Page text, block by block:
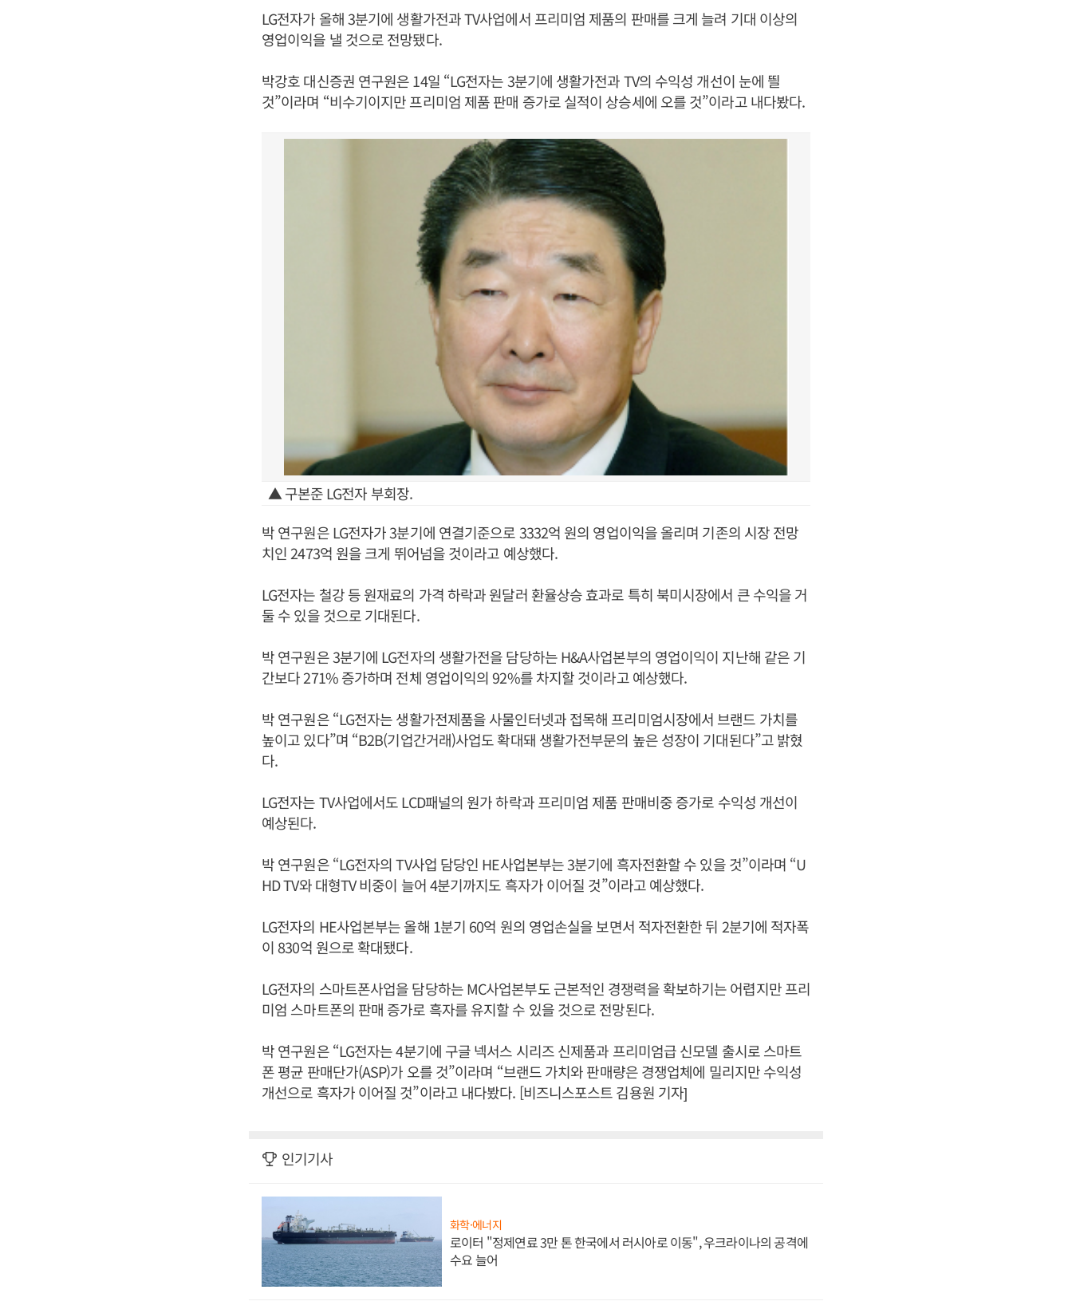
LG전자가 올해 3분기에 생활가전과 TV사업에서 프리미엄 제품의 판매를 크게 늘려 기대 이상의
영업이익을 낼 것으로 전망됐다.
박강호 대신증권 연구원은 14일 “LG전자는 3분기에 생활가전과 TV의 수익성 개선이 눈에 띌
것”이라며 “비수기이지만 프리미엄 제품 판매 증가로 실적이 상승세에 오를 것”이라고 내다봤다.
▲ 구본준 LG전자 부회장.
박 연구원은 LG전자가 3분기에 연결기준으로 3332억 원의 영업이익을 올리며 기존의 시장 전망
치인 2473억 원을 크게 뛰어넘을 것이라고 예상했다.
LG전자는 철강 등 원재료의 가격 하락과 원달러 환율상승 효과로 특히 북미시장에서 큰 수익을 거
둘 수 있을 것으로 기대된다.
박 연구원은 3분기에 LG전자의 생활가전을 담당하는 H&A사업본부의 영업이익이 지난해 같은 기
간보다 271% 증가하며 전체 영업이익의 92%를 차지할 것이라고 예상했다.
박 연구원은 “LG전자는 생활가전제품을 사물인터넷과 접목해 프리미엄시장에서 브랜드 가치를
높이고 있다”며 “B2B(기업간거래)사업도 확대돼 생활가전부문의 높은 성장이 기대된다”고 밝혔
다.
LG전자는 TV사업에서도 LCD패널의 원가 하락과 프리미엄 제품 판매비중 증가로 수익성 개선이
예상된다.
박 연구원은 “LG전자의 TV사업 담당인 HE사업본부는 3분기에 흑자전환할 수 있을 것”이라며 “U
HD TV와 대형TV 비중이 늘어 4분기까지도 흑자가 이어질 것”이라고 예상했다.
LG전자의 HE사업본부는 올해 1분기 60억 원의 영업손실을 보면서 적자전환한 뒤 2분기에 적자폭
이 830억 원으로 확대됐다.
LG전자의 스마트폰사업을 담당하는 MC사업본부도 근본적인 경쟁력을 확보하기는 어렵지만 프리
미엄 스마트폰의 판매 증가로 흑자를 유지할 수 있을 것으로 전망된다.
박 연구원은 “LG전자는 4분기에 구글 넥서스 시리즈 신제품과 프리미엄급 신모델 출시로 스마트
폰 평균 판매단가(ASP)가 오를 것”이라며 “브랜드 가치와 판매량은 경쟁업체에 밀리지만 수익성
개선으로 흑자가 이어질 것”이라고 내다봤다. [비즈니스포스트 김용원 기자]
인기기사
화학·에너지
로이터 "정제연료 3만 톤 한국에서 러시아로 이동", 우크라이나의 공격에
수요 늘어